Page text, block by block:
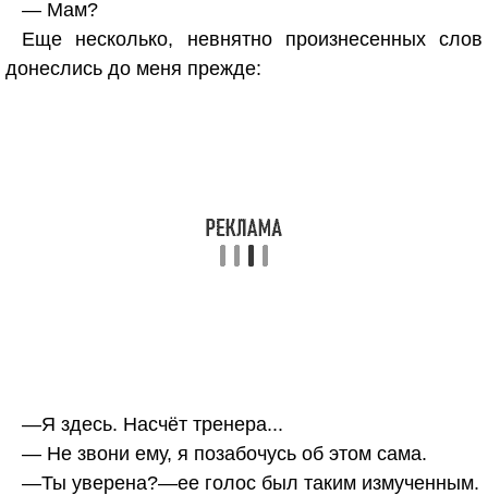
— Мам?
Еще несколько, невнятно произнесенных слов
донеслись до меня прежде:
—Я здесь. Насчёт тренера...
— Не звони ему, я позабочусь об этом сама.
—Ты уверена?—ее голос был таким измученным.